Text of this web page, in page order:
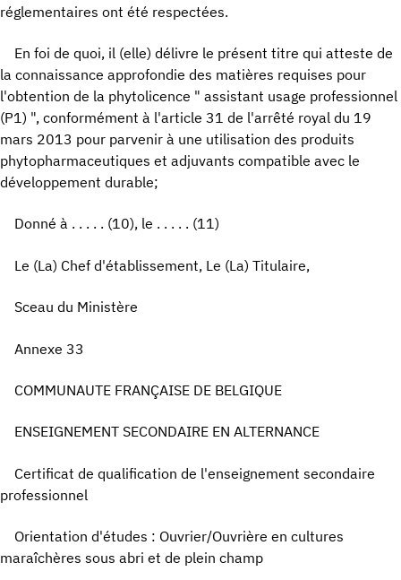
réglementaires ont été respectées.
En foi de quoi, il (elle) délivre le présent titre qui atteste de
la connaissance approfondie des matières requises pour
l'obtention de la phytolicence " assistant usage professionnel
(P1) ", conformément à l'article 31 de l'arrêté royal du 19
mars 2013 pour parvenir à une utilisation des produits
phytopharmaceutiques et adjuvants compatible avec le
développement durable;
Donné à . . . . . (10), le . . . . . (11)
Le (La) Chef d'établissement, Le (La) Titulaire,
Sceau du Ministère
Annexe 33
COMMUNAUTE FRANÇAISE DE BELGIQUE
ENSEIGNEMENT SECONDAIRE EN ALTERNANCE
Certificat de qualification de l'enseignement secondaire
professionnel
Orientation d'études : Ouvrier/Ouvrière en cultures
maraîchères sous abri et de plein champ